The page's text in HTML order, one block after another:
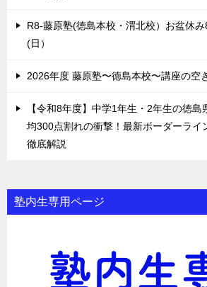
R8-藤原塾(徳島本校・渭北校）お盆休
(日）
2026年度 藤原塾〜徳島本校〜講座の空
【令和8年度】中学1年生・2年生の徳
均300点割れの衝撃！最新ボーダーライ
徹底解説
塾内生専用ページ